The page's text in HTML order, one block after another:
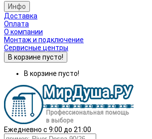
Инфо
Доставка
Оплата
О компании
Монтаж и подключение
Сервисные центры
В корзине пусто!
В корзине пусто!
Ежедневно с 9:00 до 21:00